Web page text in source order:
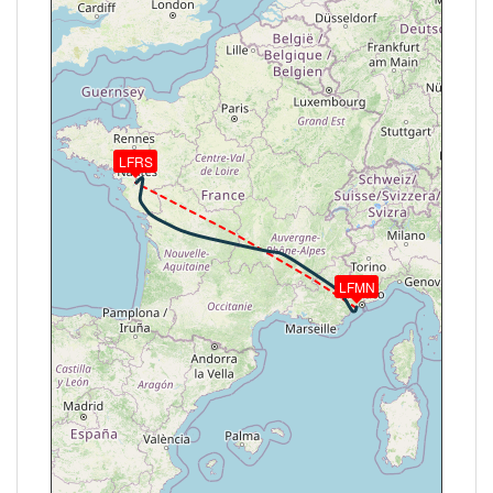
HDG 279° / TAT -46° / WIND 231/38kt
[18:01:59Z] L'appareil à 29590ft / KIAS 265kts / GS
391kts / HDG 280° / TAT -46° / WIND 230/37kt
[18:12:12Z] L'appareil en montée / KIAS 266kts / GS
389kts / VS 73FPM / ALT 29490ft / PITCH -2.29° /
HDG 277° / TAT -46° / WIND 229/44kt
[18:12:14Z] L'appareil à 29490ft / KIAS 266kts / GS
389kts / HDG 278° / TAT -46° / WIND 229/44kt
[18:12:20Z] L'appareil en montée / KIAS 265kts / GS
389kts / VS 56FPM / ALT 29490ft / PITCH -2.09° /
HDG 277° / TAT -46° / WIND 226/43kt
[18:12:21Z] L'appareil à 29490ft / KIAS 265kts / GS
389kts / HDG 277° / TAT -46° / WIND 226/43kt
[18:12:52Z] L'appareil en descente / ALT 29470ft /
KIAS 265kts / GS 389kts / HDG 278° / VS -129FPM /
TAT -46° / WIND 229/45kt
[18:12:54Z] L'appareil à 29470ft / KIAS 267kts / GS
389kts / HDG 277° / TAT -46° / WIND 228/46kt
[18:13:39Z] L'appareil en montée / KIAS 267kts / GS
389kts / VS 52FPM / ALT 29470ft / PITCH -1.98° /
HDG 278° / TAT -46° / WIND 228/44kt
LFMN
LFRS